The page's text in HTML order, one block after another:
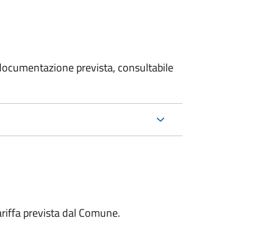
prevista, consultabile
prevista dal Comune.